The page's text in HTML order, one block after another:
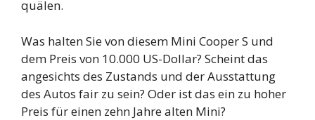
quälen.
Was halten Sie von diesem Mini Cooper S und
dem Preis von 10.000 US-Dollar? Scheint das
angesichts des Zustands und der Ausstattung
des Autos fair zu sein? Oder ist das ein zu hoher
Preis für einen zehn Jahre alten Mini?